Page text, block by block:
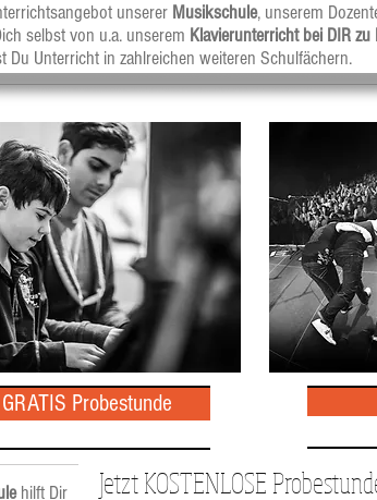
unserer Musikschule, unserem
selbst von u.a. unserem Klavierunterricht bei DIR
Unterricht in zahlreichen weiteren Schulfächern.
GRATIS Probestunde
GRATIS Probestunde
hilft Dir Jetzt KOSTENLOSE